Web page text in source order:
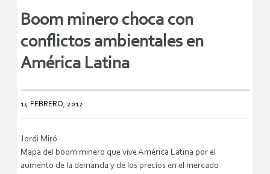
Boom minero choca con
conflictos ambientales en
América Latina
14 FEBRERO, 2012
Jordi Miró
Mapa del boom minero que vive América Latina por el
aumento de la demanda y de los precios en el mercado